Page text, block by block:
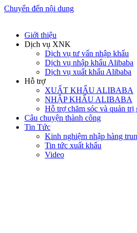
Chuyển đến nội dung
Giới thiệu
Dịch vụ XNK
Dịch vụ tư vấn nhập khẩu
Dịch vụ nhập khẩu Alibaba
Dịch vụ xuất khẩu Alibaba
Hỗ trợ
XUẤT KHẨU ALIBABA
NHẬP KHẨU ALIBABA
Hỗ trợ chăm sóc và quản
Câu chuyện thành công
Tin Tức
Kinh nghiệm nhập hàng
Tin tức xuất khẩu
Video